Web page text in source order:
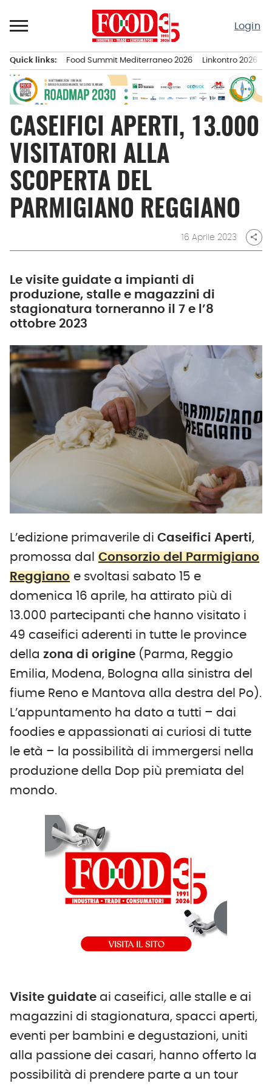
al
Login
principale
Quick links: Food Summit Mediterraneo 2026 Linkontro 2026
CASEIFICI APERTI, 13.000
VISITATORI ALLA
SCOPERTA DEL
PARMIGIANO REGGIANO
16 Aprile 2023 share
Le visite guidate a impianti di
produzione, stalle e magazzini di
stagionatura torneranno il 7 e l’8
ottobre 2023
L’edizione primaverile di Caseifici Aperti,
promossa dal Consorzio del Parmigiano
Reggiano e svoltasi sabato 15 e
domenica 16 aprile, ha attirato più di
13.000 partecipanti che hanno visitato i
49 caseifici aderenti in tutte le province
della zona di origine (Parma, Reggio
Emilia, Modena, Bologna alla sinistra del
fiume Reno e Mantova alla destra del Po).
L’appuntamento ha dato a tutti – dai
foodies e appassionati ai curiosi di tutte
le età – la possibilità di immergersi nella
produzione della Dop più premiata del
mondo.
Visite guidate ai caseifici, alle stalle e ai
magazzini di stagionatura, spacci aperti,
eventi per bambini e degustazioni, uniti
alla passione dei casari, hanno offerto la
possibilità di prendere parte a un tour